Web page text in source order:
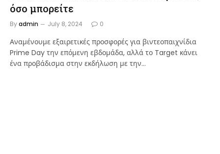
όσο μπορείτε
Byadmin July 8, 2024 0
Αναμένουμε εξαιρετικές προσφορές για βιντεοπαιχνίδια
Prime Day την επόμενη εβδομάδα, αλλά το Target κάνει
ένα προβάδισμα στην εκδήλωση με την…